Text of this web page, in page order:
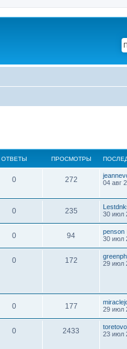
ОТВЕТЫ ПРОСМОТРЫ
0 272
04 авг
0 235
30 июл
0 94
penson
30 июл
0 172
29 июл
0 177
29 июл
0 2433
23 июл